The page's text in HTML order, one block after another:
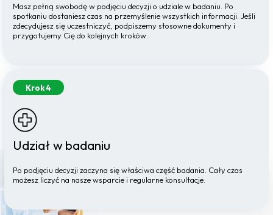
Masz pełną swobodę w podjęciu decyzji o udziale w badaniu. Po
spotkaniu dostaniesz czas na przemyślenie wszystkich informacji. Jeśli
zdecydujesz się uczestniczyć, podpiszemy stosowne dokumenty i
przygotujemy Cię do kolejnych kroków.
Krok 4
Udział w badaniu
Po podjęciu decyzji zaczyna się właściwa część badania. Cały czas
możesz liczyć na nasze wsparcie i regularne konsultacje.